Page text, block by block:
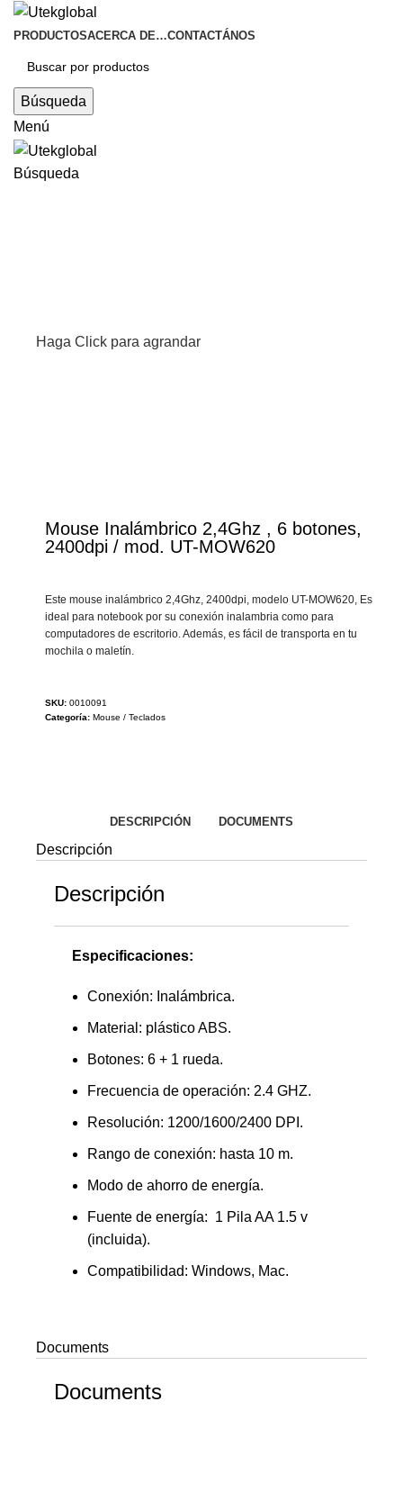
PRODUCTOSACERCA DE…CONTACTÁNOS
Búsqueda
Menú
Búsqueda
Haga Click para agrandar
Mouse Inalámbrico 2,4Ghz , 6 botones,
2400dpi / mod. UT-MOW620
Este mouse inalámbrico 2,4Ghz, 2400dpi, modelo UT-MOW620, Es
ideal para notebook por su conexión inalambria como para
computadores de escritorio. Además, es fácil de transporta en tu
mochila o maletín.
SKU: 0010091
Categoría: Mouse / Teclados
DESCRIPCIÓN DOCUMENTS
Descripción
Descripción
Especificaciones:
Conexión: Inalámbrica.
Material: plástico ABS.
Botones: 6 + 1 rueda.
Frecuencia de operación: 2.4 GHZ.
Resolución: 1200/1600/2400 DPI.
Rango de conexión: hasta 10 m.
Modo de ahorro de energía.
Fuente de energía: 1 Pila AA 1.5 v
(incluida).
Compatibilidad: Windows, Mac.
Documents
Documents